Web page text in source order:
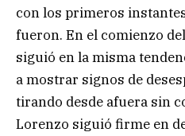
con los primeros
fueron. En el comienzo
siguió en la misma
a mostrar signos de
tirando desde afuera sin
Lorenzo siguió firme en